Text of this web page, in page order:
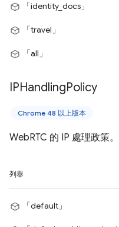
「identity_docs」
「travel」
「all」
IPHandlingPolicy
Chrome 48 以上版本
WebRTC 的 IP 處理政策。
列舉
「default」